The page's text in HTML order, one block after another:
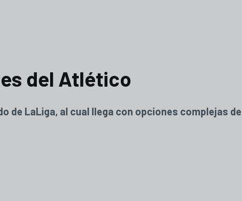
del Atlético
de LaLiga, al cual llega con opciones complejas